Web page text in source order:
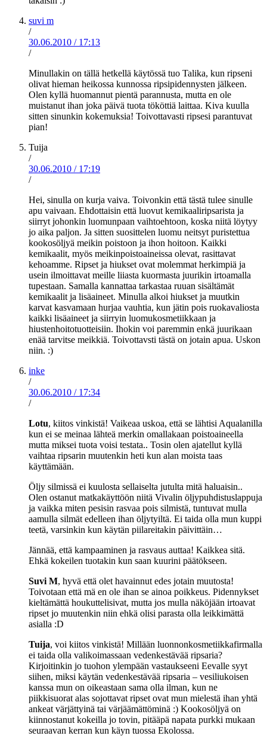
suvi m
/
30.06.2010 / 17:13
/
Minullakin on tällä hetkellä käytössä tuo Talika, kun ripseni
olivat hieman heikossa kunnossa ripsipidennysten jälkeen.
Olen kyllä huomannut pientä parannusta, mutta en ole
muistanut ihan joka päivä tuota tököttiä laittaa. Kiva kuulla
sitten sinunkin kokemuksia! Toivottavasti ripsesi parantuvat
pian!
Tuija
/
30.06.2010 / 17:19
/
Hei, sinulla on kurja vaiva. Toivonkin että tästä tulee sinulle
apu vaivaan. Ehdottaisin että luovut kemikaaliripsarista ja
siirryt johonkin luomunpaan vaihtoehtoon, koska niitä löytyy
jo aika paljon. Ja sitten suosittelen luomu neitsyt puristettua
kookosöljyä meikin poistoon ja ihon hoitoon. Kaikki
kemikaalit, myös meikinpoistoaineissa olevat, rasittavat
kehoamme. Ripset ja hiukset ovat molemmat herkimpiä ja
usein ilmoittavat meille liiasta kuormasta juurikin irtoamalla
tupestaan. Samalla kannattaa tarkastaa ruuan sisältämät
kemikaalit ja lisäaineet. Minulla alkoi hiukset ja muutkin
karvat kasvamaan hurjaa vauhtia, kun jätin pois ruokavaliosta
kaikki lisäaineet ja siirryin luomukosmetiikkaan ja
hiustenhoitotuotteisiin. Ihokin voi paremmin enkä juurikaan
enää tarvitse meikkiä. Toivottavsti tästä on jotain apua. Uskon
niin. :)
inke
/
30.06.2010 / 17:34
/
Lotu, kiitos vinkistä! Vaikeaa uskoa, että se lähtisi Aqualanilla
kun ei se meinaa lähteä merkin omallakaan poistoaineella
mutta miksei tuota voisi testata.. Tosin olen ajatellut kyllä
vaihtaa ripsarin muutenkin heti kun alan moista taas
käyttämään.
Öljy silmissä ei kuulosta sellaiselta jutulta mitä haluaisin..
Olen ostanut matkakäyttöön niitä Vivalin öljypuhdistuslappuja
ja vaikka miten pesisin rasvaa pois silmistä, tuntuvat mulla
aamulla silmät edelleen ihan öljytyiltä. Ei taida olla mun kuppi
teetä, varsinkin kun käytän piilareitakin päivittäin…
Jännää, että kampaaminen ja rasvaus auttaa! Kaikkea sitä.
Ehkä kokeilen tuotakin kun saan kuurini päätökseen.
Suvi M, hyvä että olet havainnut edes jotain muutosta!
Toivotaan että mä en ole ihan se ainoa poikkeus. Pidennykset
kieltämättä houkuttelisivat, mutta jos mulla näköjään irtoavat
ripset jo muutenkin niin ehkä olisi parasta olla leikkimättä
asialla :D
Tuija, voi kiitos vinkistä! Millään luonnonkosmetiikkafirmalla
ei taida olla valikoimassaan vedenkestävää ripsaria?
Kirjoitinkin jo tuohon ylempään vastaukseeni Eevalle syyt
siihen, miksi käytän vedenkestävää ripsaria – vesiliukoisen
kanssa mun on oikeastaan sama olla ilman, kun ne
piikkisuorat alas sojottavat ripset ovat mun mielestä ihan yhtä
ankeat värjättyinä tai värjäämättöminä :) Kookosöljyä on
kiinnostanut kokeilla jo tovin, pitääpä napata purkki mukaan
seuraavan kerran kun käyn tuossa Ekolossa.